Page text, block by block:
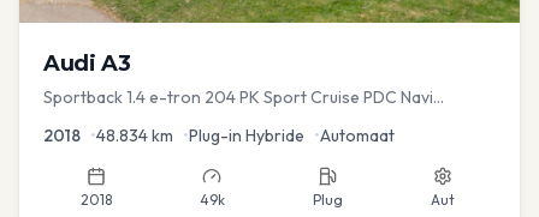
Audi A3
Sportback 1.4 e-tron 204 PK Sport Cruise PDC Navi
2018 •48.834km •Plug-in Hybride •Automaat
2018 49k Plug Aut